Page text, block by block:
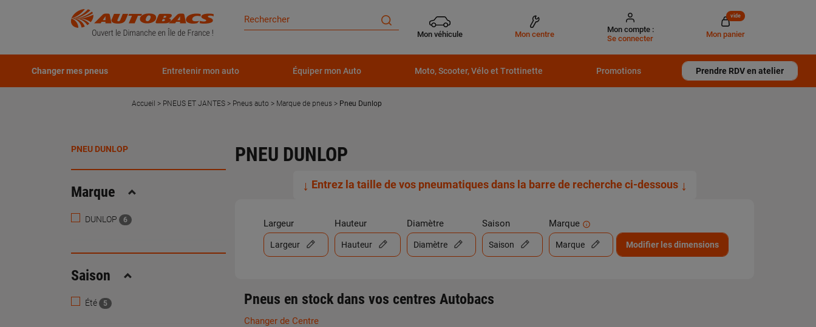
Mon véhicule Mon centre
Mon compte :
Se connecter
Mon panier
vide
Changer mes pneus Entretenir mon auto Équiper mon Auto Moto, Scooter, Vélo et Trottinette Promotions Prendre RDV en atelier
Accueil PNEUS ET JANTES Pneus auto Marque de pneus Pneu Dunlop
PNEU DUNLOP
Marque Replier
DUNLOP 6
Saison Replier
Été 5
PNEU DUNLOP
↓ Entrez la taille de vos pneumatiques dans la barre de recherche ci-dessous ↓
Largeur
Largeur
Hauteur
Hauteur
Diamètre
Diamètre
Saison
Saison
Marque
Marque Modifier les dimensions
Pneus en stock dans vos centres Autobacs
Changer de Centre